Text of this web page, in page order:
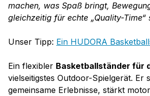
machen, was Spaß bringt,
gleichzeitig für echte „Quality-Time“
Unser Tipp: Ein HUDORA
Ein flexibler Basketballständer für
vielseitigstes Outdoor-Spielgerät. Er
gemeinsame Erlebnisse, stärkt